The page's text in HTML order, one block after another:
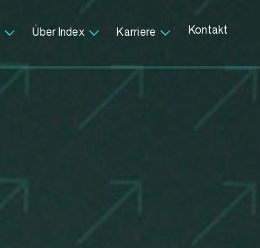
Über Index Karriere Kontakt